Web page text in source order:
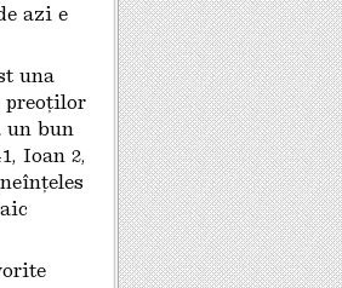
azi e
una
preoților
un bun
Ioan 2,